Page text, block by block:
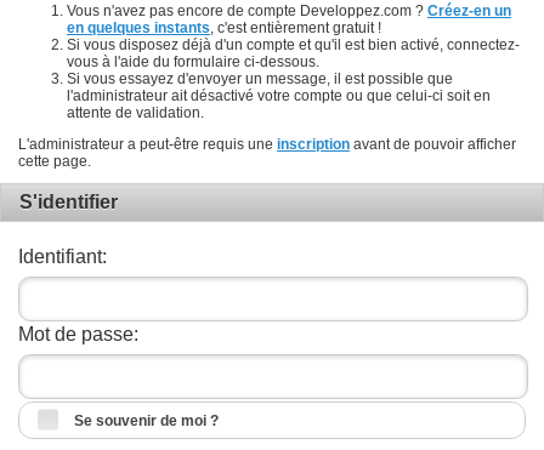
Vous n'avez pas encore de compte Developpez.com ? Créez-en un
en quelques instants , c'est entièrement gratuit !
Si vous disposez déjà d'un compte et qu'il est bien activé, connectez-
vous à l'aide du formulaire ci-dessous.
Si vous essayez d'envoyer un message, il est possible que
l'administrateur ait désactivé votre compte ou que celui-ci soit en
attente de validation.
L'administrateur a peut-être requis une inscription avant de pouvoir afficher
cette page.
S'identifier
Identifiant:
Mot de passe:
Se souvenir de moi ?